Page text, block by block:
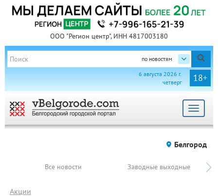
ООО "Регион центр", ИНН 4817003180
по новостям
18+
6 августа 2026 г.
четверг
Toggle
Белгород
Все новости Заводные выходные
Акции